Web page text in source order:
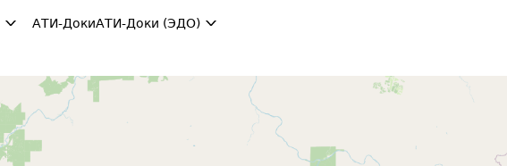
АТИ-ДокиАТИ-Доки (ЭДО)